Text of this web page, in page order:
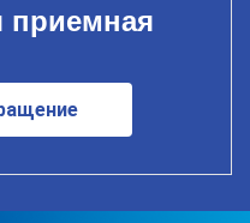
приемная